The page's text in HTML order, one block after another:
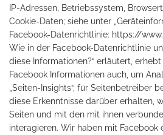
IP-Adressen, Betriebssystem,
Cookie-Daten; siehe unter
Facebook-Datenrichtlinie: https://
Wie in der Facebook-Datenrichtlinie
diese Informationen?“ erläutert,
Facebook Informationen auch, um
„Seiten-Insights“, für Seitenbetreiber
diese Erkenntnisse darüber erhalten,
Seiten und mit den mit ihnen
interagieren. Wir haben mit Facebook